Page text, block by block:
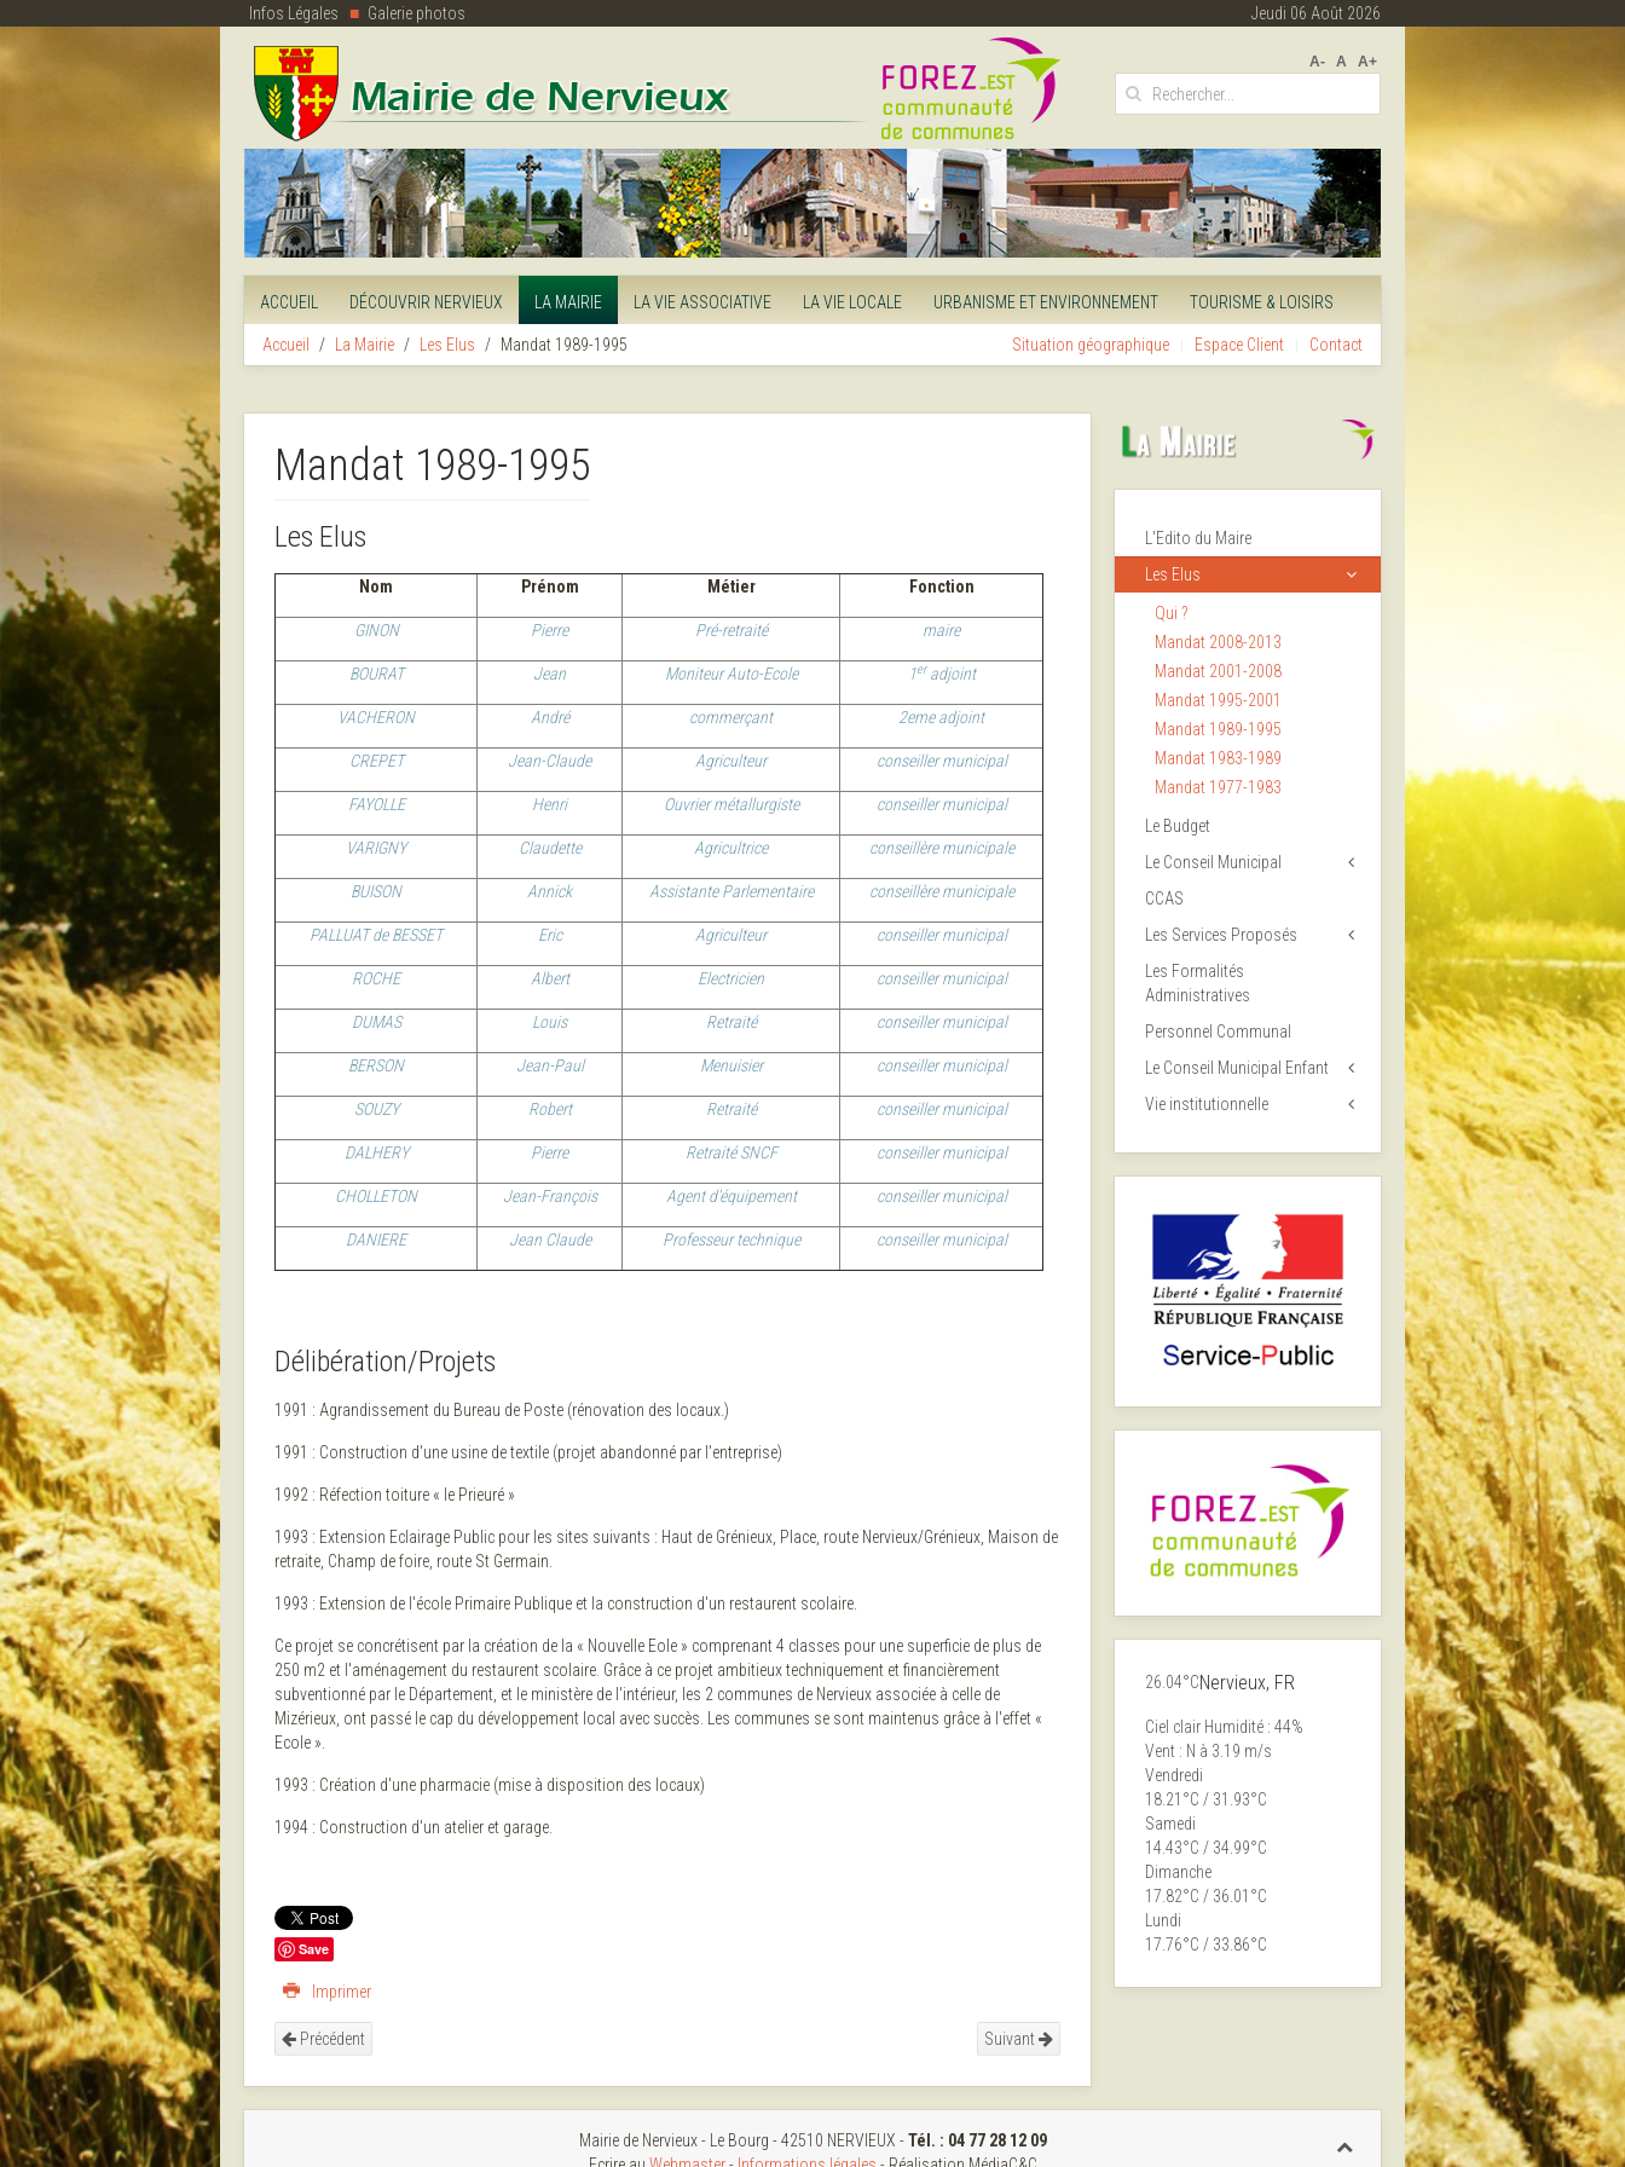
Infos Légales Galerie photos Jeudi 06 Août 2026
A- A A+
ACCUEIL DÉCOUVRIR NERVIEUX LA MAIRIE LA VIE ASSOCIATIVE LA VIE LOCALE URBANISME ET ENVIRONNEMENT TOURISME & LOISIRS
Accueil La Mairie Les Elus Mandat 1989-1995 Situation géographique Espace Client Contact
Mandat 1989-1995
Les Elus
Nom Prénom Métier Fonction
GINON Pierre Pré-retraité maire
BOURAT Jean Moniteur Auto-Ecole 1eradjoint
VACHERON André commerçant 2eme adjoint
CREPET Jean-Claude Agriculteur conseiller municipal
FAYOLLE Henri Ouvrier métallurgiste conseiller municipal
VARIGNY Claudette Agricultrice conseillère municipale
BUISON Annick Assistante Parlementaire conseillère municipale
PALLUAT de BESSET Eric Agriculteur conseiller municipal
ROCHE Albert Electricien conseiller municipal
DUMAS Louis Retraité conseiller municipal
BERSON Jean-Paul Menuisier conseiller municipal
SOUZY Robert Retraité conseiller municipal
DALHERY Pierre Retraité SNCF conseiller municipal
CHOLLETON Jean-François Agent d'équipement conseiller municipal
DANIERE Jean Claude Professeur technique conseiller municipal
Délibération/Projets
1991 : Agrandissement du Bureau de Poste (rénovation des locaux.)
1991 : Construction d'une usine de textile (projet abandonné par l'entreprise)
1992 : Réfection toiture « le Prieuré »
1993 : Extension Eclairage Public pour les sites suivants : Haut de Grénieux, Place, route Nervieux/Grénieux, Maison de
retraite, Champ de foire, route St Germain.
1993 : Extension de l'école Primaire Publique et la construction d'un restaurent scolaire.
Ce projet se concrétisent par la création de la « Nouvelle Eole » comprenant 4 classes pour une superficie de plus de
250 m2 et l'aménagement du restaurent scolaire. Grâce à ce projet ambitieux techniquement et financièrement
subventionné par le Département, et le ministère de l'intérieur, les 2 communes de Nervieux associée à celle de
Mizérieux, ont passé le cap du développement local avec succès. Les communes se sont maintenus grâce à l'effet «
Ecole ».
1993 : Création d'une pharmacie (mise à disposition des locaux)
1994 : Construction d'un atelier et garage.
Save
Imprimer
Précédent Suivant
L'Edito du Maire
Les Elus
Qui ?
Mandat 2008-2013
Mandat 2001-2008
Mandat 1995-2001
Mandat 1989-1995
Mandat 1983-1989
Mandat 1977-1983
Le Budget
Le Conseil Municipal
CCAS
Les Services Proposés
Les Formalités
Administratives
Personnel Communal
Le Conseil Municipal Enfant
Vie institutionnelle
26.04°CNervieux, FR
Ciel clair Humidité : 44%
Vent : N à 3.19 m/s
Vendredi
18.21°C / 31.93°C
Samedi
14.43°C / 34.99°C
Dimanche
17.82°C / 36.01°C
Lundi
17.76°C / 33.86°C
Mairie de Nervieux - Le Bourg - 42510 NERVIEUX -Tél. : 04 77 28 12 09